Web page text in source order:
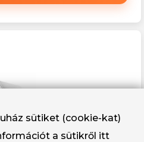
sütiket (cookie-kat)
a sütikről itt